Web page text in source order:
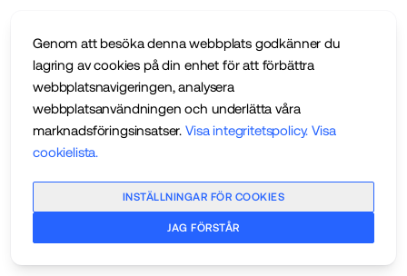
Genom att besöka denna webbplats godkänner du
lagring av cookies på din enhet för att förbättra
webbplatsnavigeringen, analysera
webbplatsanvändningen och underlätta våra
marknadsföringsinsatser. Visa integritetspolicy. Visa
cookielista.
INSTÄLLNINGAR FÖR COOKIES
JAG FÖRSTÅR